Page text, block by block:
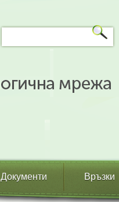
Документи Връзки